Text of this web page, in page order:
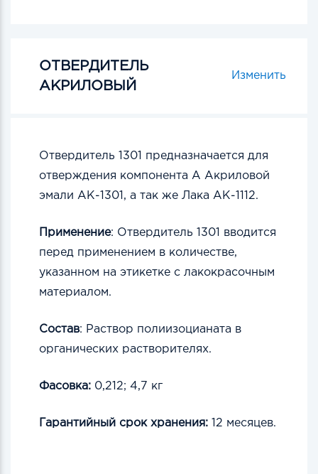
ОТВЕРДИТЕЛЬ
АКРИЛОВЫЙ
Изменить
Отвердитель 1301 предназначается для
отверждения компонента А Акриловой
эмали АК-1301, а так же Лака АК-1112.
Применение: Отвердитель 1301 вводится
перед применением в количестве,
указанном на этикетке с лакокрасочным
материалом.
Состав: Раствор полиизоцианата в
органических растворителях.
Фасовка: 0,212; 4,7 кг
Гарантийный срок хранения: 12 месяцев.